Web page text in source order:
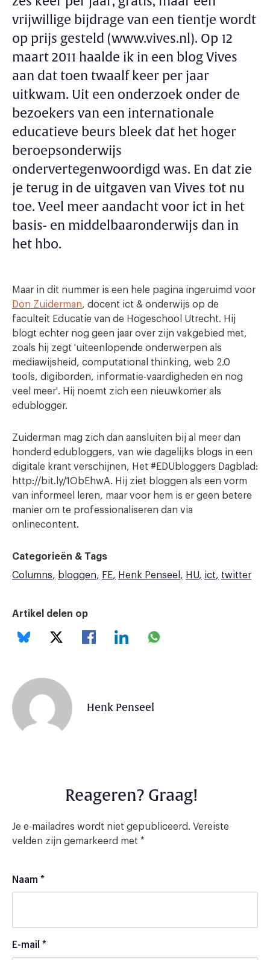
vrijwillige bijdrage van een tientje wordt
op prijs gesteld (www.vives.nl). Op 12
maart 2011 haalde ik in een blog Vives
aan dat toen twaalf keer per jaar
uitkwam. Uit een onderzoek onder de
bezoekers van een internationale
educatieve beurs bleek dat het hoger
beroepsonderwijs
ondervertegenwoordigd was. En dat zie
je terug in de uitgaven van Vives tot nu
toe. Veel meer aandacht voor ict in het
basis- en middelbaaronderwijs dan in
het hbo.
Maar in dit nummer is een hele pagina ingeruimd voor
Don Zuiderman, docent ict & onderwijs op de
faculteit Educatie van de Hogeschool Utrecht. Hij
blogt echter nog geen jaar over zijn vakgebied met,
zoals hij zegt 'uiteenlopende onderwerpen als
mediawijsheid, computational thinking, web 2.0
tools, digiborden, informatie-vaardigheden en nog
veel meer'. Hij noemt zich een nieuwkomer als
edublogger.
Zuiderman mag zich dan aansluiten bij al meer dan
honderd edubloggers, van wie dagelijks blogs in een
digitale krant verschijnen, Het #EDUbloggers Dagblad:
http://bit.ly/1ObEhwA. Hij ziet bloggen als een vorm
van informeel leren, maar voor hem is er geen betere
manier om te professionaliseren dan via
onlinecontent.
Categorieën & Tags
Columns
bloggen FE Henk Penseel HU ict twitter
Artikel delen op
Henk Penseel
Reageren? Graag!
Je e-mailadres wordt niet gepubliceerd. Vereiste
velden zijn gemarkeerd met *
Naam *
E-mail *